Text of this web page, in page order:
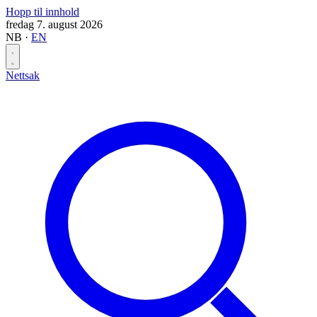
Hopp til innhold
fredag 7. august 2026
NB · EN
Nettsak